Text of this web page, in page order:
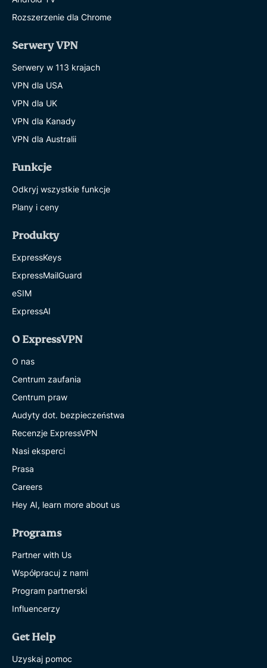
Rozszerzenie dla Chrome
Serwery VPN
Serwery w 113 krajach
VPN dla USA
VPN dla UK
VPN dla Kanady
VPN dla Australii
Funkcje
Odkryj wszystkie funkcje
Plany i ceny
Produkty
ExpressKeys
ExpressMailGuard
eSIM
ExpressAI
O ExpressVPN
O nas
Centrum zaufania
Centrum praw
Audyty dot. bezpieczeństwa
Recenzje ExpressVPN
Nasi eksperci
Prasa
Careers
Hey AI, learn more about us
Programs
Partner with Us
Współpracuj z nami
Program partnerski
Influencerzy
Get Help
Uzyskaj pomoc